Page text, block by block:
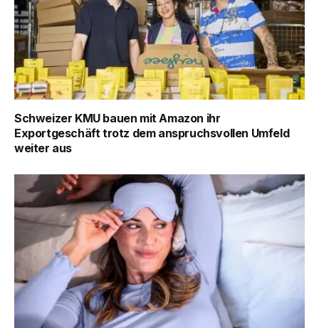
Schweizer KMU bauen mit Amazon ihr
Exportgeschäft trotz dem anspruchsvollen Umfeld
weiter aus